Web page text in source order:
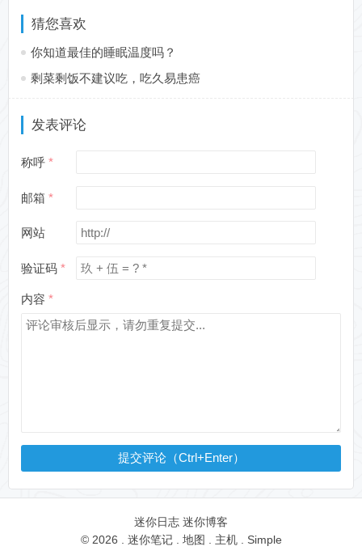
猜您喜欢
你知道最佳的睡眠温度吗？
剩菜剩饭不建议吃，吃久易患癌
发表评论
称呼
邮箱
网站
验证码
内容
提交评论（Ctrl+Enter）
迷你日志 迷你博客
© 2026 . 迷你笔记. 地图 主机. Simple